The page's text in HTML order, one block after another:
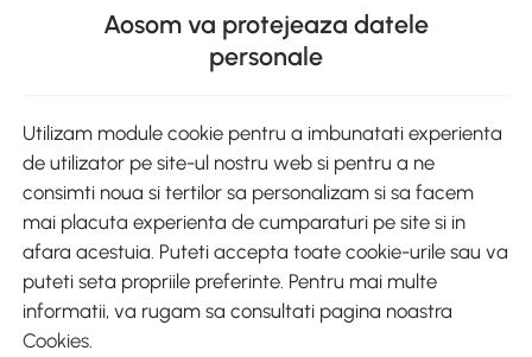
Descarca aplicatia Aosom
Google Play
+40 312294730 clienti@aosom.ro
Romania, Bucureşti Sectorul 2, Str. Barbu Paris Mumuleanu, Nr. 30-
Aosom va protejeaza datele
personale
Utilizam module cookie pentru a imbunatati experienta
de utilizator pe site-ul nostru web si pentru a ne
consimti noua si tertilor sa personalizam si sa facem
mai placuta experienta de cumparaturi pe site si in
afara acestuia. Puteti accepta toate cookie-urile sau va
puteti seta propriile preferinte. Pentru mai multe
informatii, va rugam sa consultati pagina noastra
Cookies.